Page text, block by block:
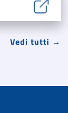
Vedi tutti →